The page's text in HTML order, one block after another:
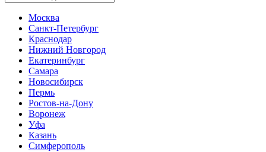
Москва
Санкт-Петербург
Краснодар
Нижний Новгород
Екатеринбург
Самара
Новосибирск
Пермь
Ростов-на-Дону
Воронеж
Уфа
Казань
Симферополь